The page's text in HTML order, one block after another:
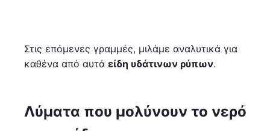
Στις επόμενες γραμμές, μιλάμε αναλυτικά για
καθένα από αυτά είδη υδάτινων ρύπων.
Λύματα που μολύνουν το νερό